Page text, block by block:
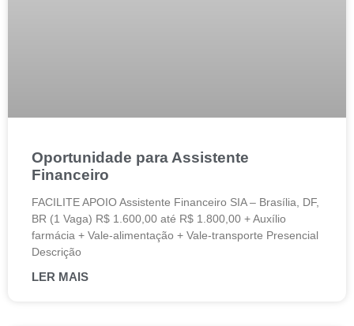
Oportunidade para Assistente
Financeiro
FACILITE APOIO Assistente Financeiro SIA – Brasília, DF,
BR (1 Vaga) R$ 1.600,00 até R$ 1.800,00 + Auxílio
farmácia + Vale-alimentação + Vale-transporte Presencial
Descrição
LER MAIS